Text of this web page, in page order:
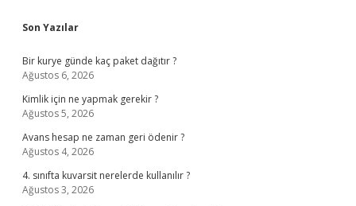
Sidebar
Son Yazılar
Bir kurye günde kaç paket dağıtır ?
Ağustos 6, 2026
Kimlik için ne yapmak gerekir ?
Ağustos 5, 2026
Avans hesap ne zaman geri ödenir ?
Ağustos 4, 2026
4. sınıfta kuvarsit nerelerde kullanılır ?
Ağustos 3, 2026